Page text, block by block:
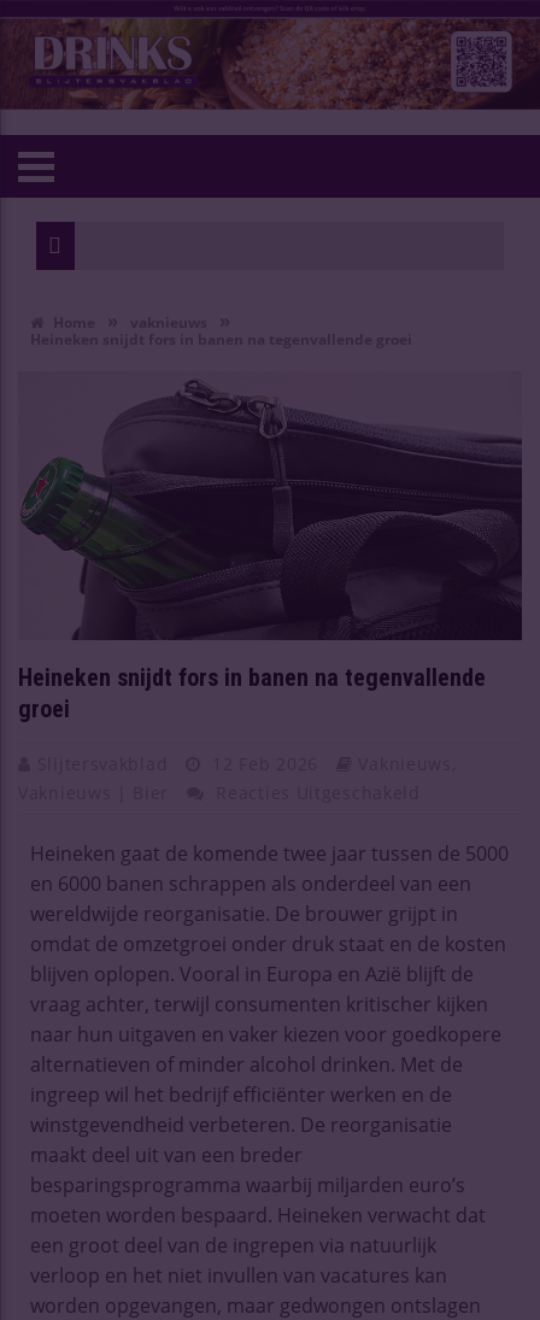
Heineken snijdt fors in banen na tegenvallende
groei
Heineken gaat de komende twee jaar tussen de 5000
en 6000 banen schrappen als onderdeel van een
wereldwijde reorganisatie. De brouwer grijpt in
omdat de omzetgroei onder druk staat en de kosten
blijven oplopen. Vooral in Europa en Azië blijft de
vraag achter, terwijl consumenten kritischer kijken
naar hun uitgaven en vaker kiezen voor goedkopere
alternatieven of minder alcohol drinken. Met de
ingreep wil het bedrijf efficiënter werken en de
winstgevendheid verbeteren. De reorganisatie
maakt deel uit van een breder
besparingsprogramma waarbij miljarden euro’s
moeten worden bespaard. Heineken verwacht dat
een groot deel van de ingrepen via natuurlijk
verloop en het niet invullen van vacatures kan
worden opgevangen, maar gedwongen ontslagen